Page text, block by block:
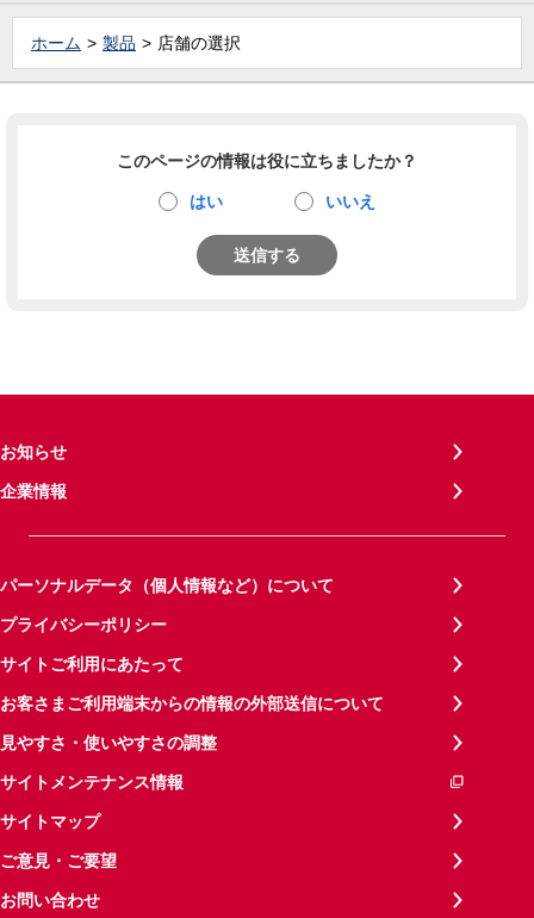
ホーム 製品 店舗の選択
このページの情報は役に立ちましたか？
はい いいえ
送信する
お知らせ
企業情報
パーソナルデータ（個人情報など）について
プライバシーポリシー
サイトご利用にあたって
お客さまご利用端末からの情報の外部送信について
見やすさ・使いやすさの調整
サイトメンテナンス情報
サイトマップ
ご意見・ご要望
お問い合わせ